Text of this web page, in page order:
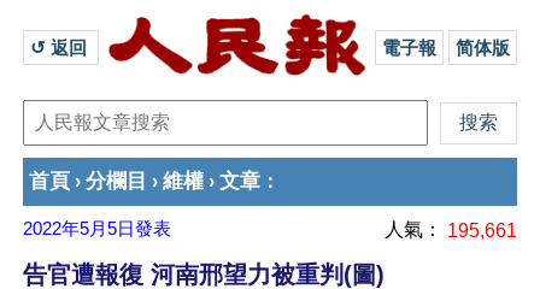
↺ 返回 電子報 简体版
首頁 › 分欄目 › 維權 › 文章 ：
2022年5月5日發表 人氣： 195,661
告官遭報復 河南邢望力被重判(圖)